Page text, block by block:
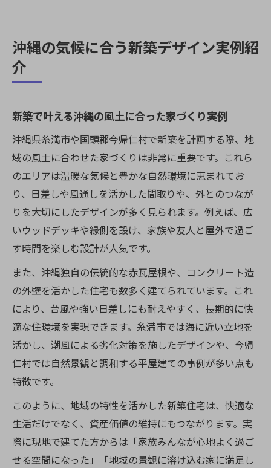
沖縄の気候に合う新築デザイン実例紹
介
新築で叶える沖縄の風土に合った家づくり実例
沖縄県糸満市や国頭郡今帰仁村で新築を計画する際、地
域の風土に合わせた家づくりは非常に重要です。これら
のエリアは温暖な気候と豊かな自然環境に恵まれてお
り、日差しや風通しを活かした間取りや、外とのつなが
りを大切にしたデザインが多く見られます。例えば、広
いウッドデッキや縁側を設け、家族や友人と屋外で過ご
す時間を楽しむ設計が人気です。
また、沖縄独自の伝統的な赤瓦屋根や、コンクリート造
の外壁を活かした住宅も数多く建てられています。これ
により、台風や強い日差しにも耐えやすく、長期的に快
適な住環境を実現できます。糸満市では海に近い立地を
活かし、潮風による劣化対策を施したデザインや、今帰
仁村では自然景観と調和する平屋建ての事例が多い点も
特徴です。
このように、地域の特性を活かした新築住宅は、快適な
生活だけでなく、資産価値の維持にもつながります。実
際に現地で建てた方からは「家族みんなが心地よく過ご
せる空間になった」「地域の景観に溶け込む家に満足し